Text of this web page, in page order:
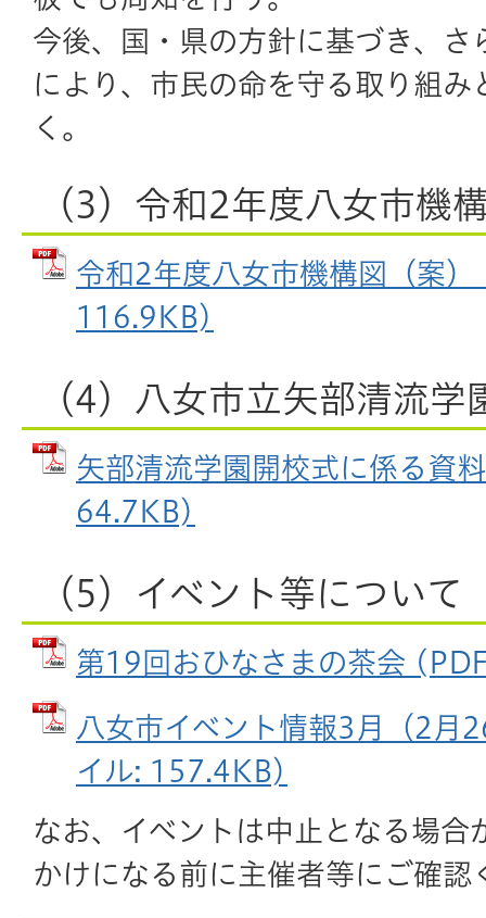
今後、国・県の方針に基づき、さ
により、市民の命を守る取り組み
く。
（3）令和2年度八女市機
令和2年度八女市機構図（案
116.9KB)
（4）八女市立矢部清流
矢部清流学園開校式に係る資
64.7KB)
（5）イベント等について
第19回おひなさまの茶会
八女市イベント情報3月（2月
イル: 157.4KB)
なお、イベントは中止となる場合
かけになる前に主催者等にご確認